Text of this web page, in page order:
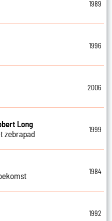
1989
1996
2006
Long
zebrapad
1999
1984
1992